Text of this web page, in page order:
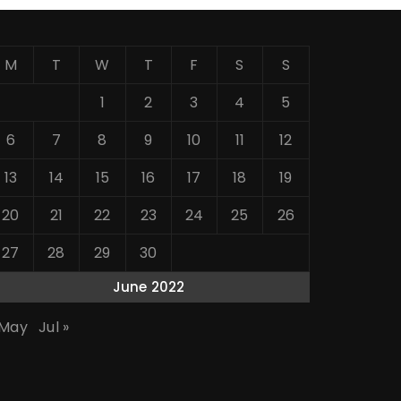
June 2022
M T W T F S
S
1
2 3 4
5
6
7 8 9 10 11
12
13
14 15 16 17 18
19
20
21 22 23 24 25
26
27
28 29 30
Jul »